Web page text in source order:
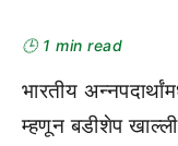
🕒 1 min read
भारतीय
म्हणून बडीशेप